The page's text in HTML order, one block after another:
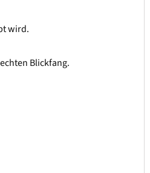
wird.
Blickfang.